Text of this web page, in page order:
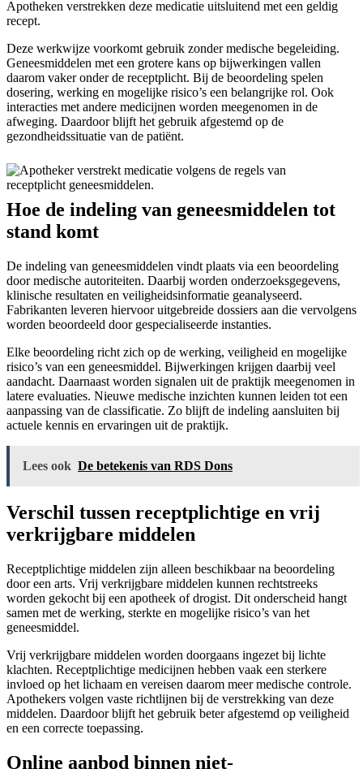
Apotheken verstrekken deze medicatie uitsluitend met een geldig
recept.
Deze werkwijze voorkomt gebruik zonder medische begeleiding.
Geneesmiddelen met een grotere kans op bijwerkingen vallen
daarom vaker onder de receptplicht. Bij de beoordeling spelen
dosering, werking en mogelijke risico’s een belangrijke rol. Ook
interacties met andere medicijnen worden meegenomen in de
afweging. Daardoor blijft het gebruik afgestemd op de
gezondheidssituatie van de patiënt.
Hoe de indeling van geneesmiddelen tot
stand komt
De indeling van geneesmiddelen vindt plaats via een beoordeling
door medische autoriteiten. Daarbij worden onderzoeksgegevens,
klinische resultaten en veiligheidsinformatie geanalyseerd.
Fabrikanten leveren hiervoor uitgebreide dossiers aan die vervolgens
worden beoordeeld door gespecialiseerde instanties.
Elke beoordeling richt zich op de werking, veiligheid en mogelijke
risico’s van een geneesmiddel. Bijwerkingen krijgen daarbij veel
aandacht. Daarnaast worden signalen uit de praktijk meegenomen in
latere evaluaties. Nieuwe medische inzichten kunnen leiden tot een
aanpassing van de classificatie. Zo blijft de indeling aansluiten bij
actuele kennis en ervaringen uit de praktijk.
Lees ook De betekenis van RDS Dons
Verschil tussen receptplichtige en vrij
verkrijgbare middelen
Receptplichtige middelen zijn alleen beschikbaar na beoordeling
door een arts. Vrij verkrijgbare middelen kunnen rechtstreeks
worden gekocht bij een apotheek of drogist. Dit onderscheid hangt
samen met de werking, sterkte en mogelijke risico’s van het
geneesmiddel.
Vrij verkrijgbare middelen worden doorgaans ingezet bij lichte
klachten. Receptplichtige medicijnen hebben vaak een sterkere
invloed op het lichaam en vereisen daarom meer medische controle.
Apothekers volgen vaste richtlijnen bij de verstrekking van deze
middelen. Daardoor blijft het gebruik beter afgestemd op veiligheid
en een correcte toepassing.
Online aanbod binnen niet-